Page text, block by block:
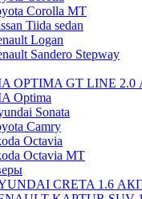
Corolla MT
Tiida sedan
Logan
Sandero Stepway
OPTIMA GT LINE
Optima
Sonata
Camry
Octavia
Octavia МТ
CRETA 1.6